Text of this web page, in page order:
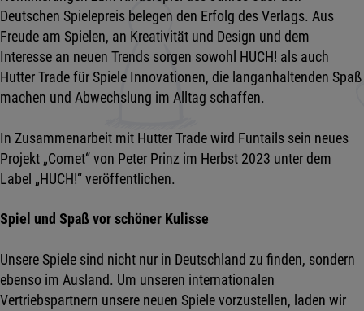
Deutschen Spielepreis belegen den Erfolg des Verlags. Aus
Freude am Spielen, an Kreativität und Design und dem
Interesse an neuen Trends sorgen sowohl HUCH! als auch
Hutter Trade für Spiele Innovationen, die langanhaltenden Spaß
machen und Abwechslung im Alltag schaffen.
In Zusammenarbeit mit Hutter Trade wird Funtails sein neues
Projekt „Comet“ von Peter Prinz im Herbst 2023 unter dem
Label „HUCH!“ veröffentlichen.
Spiel und Spaß vor schöner Kulisse
Unsere Spiele sind nicht nur in Deutschland zu finden, sondern
ebenso im Ausland. Um unseren internationalen
Vertriebspartnern unsere neuen Spiele vorzustellen, laden wir